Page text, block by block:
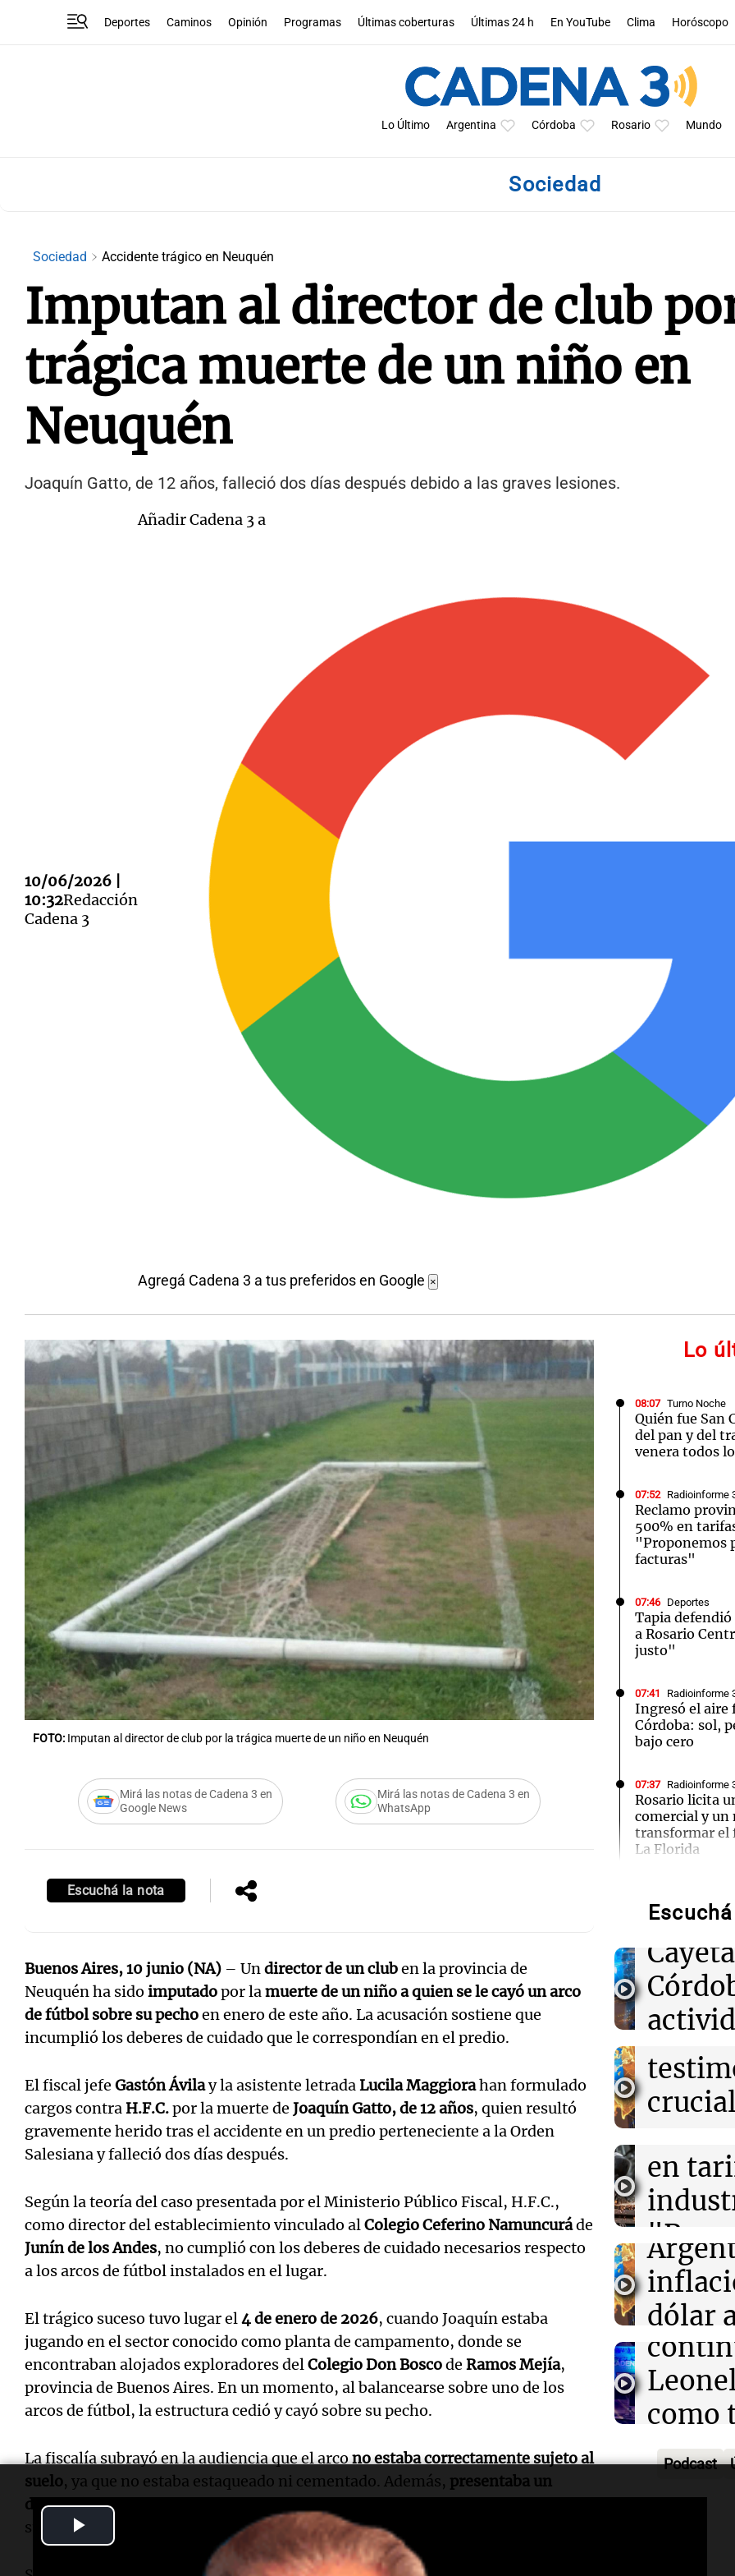
Deportes Caminos Opinión Programas Últimas coberturas Últimas 24 h En YouTube Clima Horóscopo
Lo Último Argentina Córdoba Rosario Mundo
Sociedad
Sociedad Accidente trágico en Neuquén
Imputan al director de club
trágica muerte de un niño en
Neuquén
Joaquín Gatto, de 12 años, falleció dos días después debido a las graves lesiones.
10/06/2026 |
10:32Redacción
Cadena 3
Añadir Cadena 3 a
Agregá Cadena 3 a tus preferidos en Google ×
FOTO: Imputan al director de club por la trágica muerte de un niño en Neuquén
Mirá las notas de Cadena 3 en
Google News
Mirá las notas de Cadena 3 en
WhatsApp
Escuchá la nota
Buenos Aires, 10 junio (NA) – Undirector de un cluben la provincia de
Neuquén ha sido imputadopor lamuerte de un niño a quien se le cayó un arco
de fútbol sobre su pechoen enero de este año. La acusación sostiene que
incumplió los deberes de cuidado que le correspondían en el predio.
El fiscal jefe Gastón Ávilay la asistente letradaLucila Maggiorahan formulado
cargos contraH.F.C.por la muerte de Joaquín Gatto, de 12 años, quien resultó
gravemente herido tras el accidente en un predio perteneciente a la Orden
Salesiana y falleció dos días después.
Según la teoría del caso presentada por el Ministerio Público Fiscal, H.F.C.,
como director del establecimiento vinculado alColegio Ceferino Namuncuráde
Junín de los Andes, no cumplió con los deberes de cuidado necesarios respecto
a los arcos de fútbol instalados en el lugar.
El trágico suceso tuvo lugar el4 de enero de 2026, cuando Joaquín estaba
jugando en el sector conocido como planta de campamento, donde se
encontraban alojados exploradores delColegio Don Boscode Ramos Mejía,
provincia de Buenos Aires. En un momento, al balancearse sobre uno de los
arcos de fútbol, la estructura cedió y cayó sobre su pecho.
La fiscalía subrayó en la audiencia que el arcono estaba correctamente sujeto al
suelo, ya que no estaba estaqueado ni cementado. Además, presentaba un
desnivel en su estructura
suspendidos respecto a la superficie.
Lo
08:07 Turno Noche
Quién fue San
del pan y del
venera todos
07:52 Radioinforme
Reclamo
500% en
"Proponemos
facturas"
07:46 Deportes
Tapia
a Rosario
justo"
07:41 Radioinforme
Ingresó el aire
Córdoba: sol,
bajo cero
07:37 Radioinforme
Rosario licita
comercial y un
transformar el
La Florida
La crisis
impacto del
07:30 Mundo
Meta deberá
US$567
salud mental
07:18 Sociedad
Conductor
a motociclista
07:13
Emergencia
"Permite
ante lo que se
Audio.
vigilia
día
Noticias
por la
de las
airbag
Noticias
Episodios
Audio.
subas
en
Episodios
Audio.
dólar
en el
Noticias
Episodios
Audio.
Tapia
apoyo
como
de la
Audio.
de
Audio.
fieles
Podcast
Editorial
Notas
Mundial 2026 La Sole en Cadena 3
Notas
Cadena 3